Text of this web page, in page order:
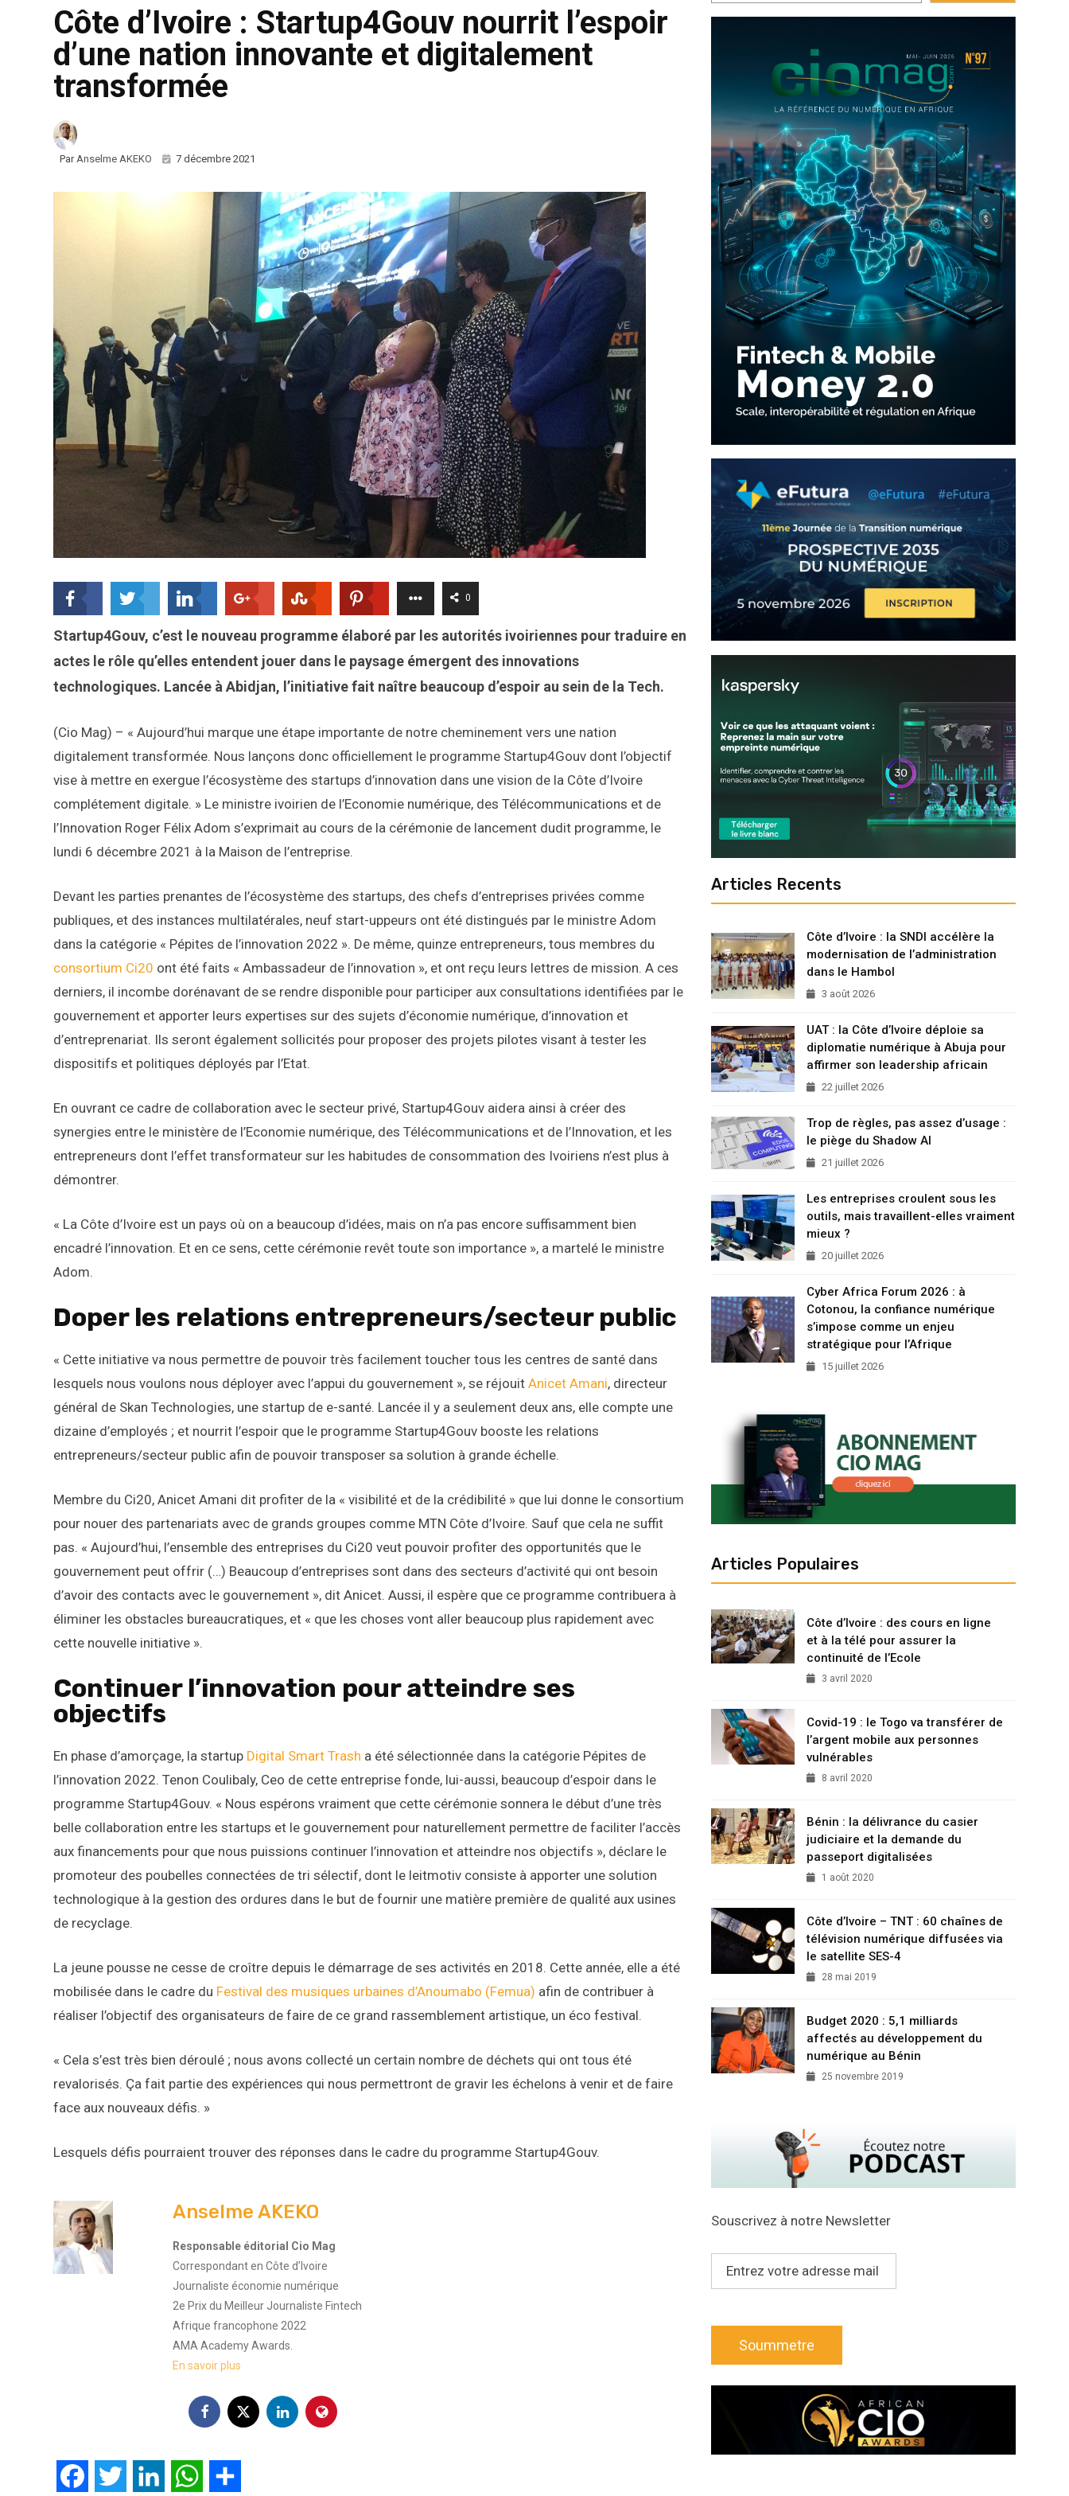
Côte d’Ivoire : Startup4Gouv nourrit l’espoir
d’une nation innovante et digitalement
transformée
ParAnselme AKEKO 7 décembre 2021
0
Startup4Gouv, c’est le nouveau programme élaboré par les autorités ivoiriennes pour traduire en
actes le rôle qu’elles entendent jouer dans le paysage émergent des innovations
technologiques. Lancée à Abidjan, l’initiative fait naître beaucoup d’espoir au sein de la Tech.
(Cio Mag) – « Aujourd’hui marque une étape importante de notre cheminement vers une nation
digitalement transformée. Nous lançons donc officiellement le programme Startup4Gouv dont l’objectif
vise à mettre en exergue l’écosystème des startups d’innovation dans une vision de la Côte d’Ivoire
complétement digitale. » Le ministre ivoirien de l’Economie numérique, des Télécommunications et de
l’Innovation Roger Félix Adom s’exprimait au cours de la cérémonie de lancement dudit programme, le
lundi 6 décembre 2021 à la Maison de l’entreprise.
Devant les parties prenantes de l’écosystème des startups, des chefs d’entreprises privées comme
publiques, et des instances multilatérales, neuf start-uppeurs ont été distingués par le ministre Adom
dans la catégorie « Pépites de l’innovation 2022 ». De même, quinze entrepreneurs, tous membres du
consortium Ci20 ont été faits « Ambassadeur de l’innovation », et ont reçu leurs lettres de mission. A ces
derniers, il incombe dorénavant de se rendre disponible pour participer aux consultations identifiées par le
gouvernement et apporter leurs expertises sur des sujets d’économie numérique, d’innovation et
d’entreprenariat. Ils seront également sollicités pour proposer des projets pilotes visant à tester les
dispositifs et politiques déployés par l’Etat.
En ouvrant ce cadre de collaboration avec le secteur privé, Startup4Gouv aidera ainsi à créer des
synergies entre le ministère de l’Economie numérique, des Télécommunications et de l’Innovation, et les
entrepreneurs dont l’effet transformateur sur les habitudes de consommation des Ivoiriens n’est plus à
démontrer.
« La Côte d’Ivoire est un pays où on a beaucoup d’idées, mais on n’a pas encore suffisamment bien
encadré l’innovation. Et en ce sens, cette cérémonie revêt toute son importance », a martelé le ministre
Adom.
Doper les relations entrepreneurs/secteur public
« Cette initiative va nous permettre de pouvoir très facilement toucher tous les centres de santé dans
lesquels nous voulons nous déployer avec l’appui du gouvernement », se réjouit Anicet Amani, directeur
général de Skan Technologies, une startup de e-santé. Lancée il y a seulement deux ans, elle compte une
dizaine d’employés ; et nourrit l’espoir que le programme Startup4Gouv booste les relations
entrepreneurs/secteur public afin de pouvoir transposer sa solution à grande échelle.
Membre du Ci20, Anicet Amani dit profiter de la « visibilité et de la crédibilité » que lui donne le consortium
pour nouer des partenariats avec de grands groupes comme MTN Côte d’Ivoire. Sauf que cela ne suffit
pas. « Aujourd’hui, l’ensemble des entreprises du Ci20 veut pouvoir profiter des opportunités que le
gouvernement peut offrir (…) Beaucoup d’entreprises sont dans des secteurs d’activité qui ont besoin
d’avoir des contacts avec le gouvernement », dit Anicet. Aussi, il espère que ce programme contribuera à
éliminer les obstacles bureaucratiques, et « que les choses vont aller beaucoup plus rapidement avec
cette nouvelle initiative ».
Continuer l’innovation pour atteindre ses
objectifs
En phase d’amorçage, la startup Digital Smart Trash a été sélectionnée dans la catégorie Pépites de
l’innovation 2022. Tenon Coulibaly, Ceo de cette entreprise fonde, lui-aussi, beaucoup d’espoir dans le
programme Startup4Gouv. « Nous espérons vraiment que cette cérémonie sonnera le début d’une très
belle collaboration entre les startups et le gouvernement pour naturellement permettre de faciliter l’accès
aux financements pour que nous puissions continuer l’innovation et atteindre nos objectifs », déclare le
promoteur des poubelles connectées de tri sélectif, dont le leitmotiv consiste à apporter une solution
technologique à la gestion des ordures dans le but de fournir une matière première de qualité aux usines
de recyclage.
La jeune pousse ne cesse de croître depuis le démarrage de ses activités en 2018. Cette année, elle a été
mobilisée dans le cadre du Festival des musiques urbaines d’Anoumabo (Femua) afin de contribuer à
réaliser l’objectif des organisateurs de faire de ce grand rassemblement artistique, un éco festival.
« Cela s’est très bien déroulé ; nous avons collecté un certain nombre de déchets qui ont tous été
revalorisés. Ça fait partie des expériences qui nous permettront de gravir les échelons à venir et de faire
face aux nouveaux défis. »
Lesquels défis pourraient trouver des réponses dans le cadre du programme Startup4Gouv.
Anselme AKEKO
Responsable éditorial Cio Mag
Correspondant en Côte d’Ivoire
Journaliste économie numérique
2e Prix du Meilleur Journaliste Fintech
Afrique francophone 2022
AMA Academy Awards.
En savoir plus
FacebookTwitter LinkedIn WhatsApp
Articles Recents
Côte d’Ivoire : la SNDI accélère la
modernisation de l’administration
dans le Hambol
3 août 2026
UAT : la Côte d’Ivoire déploie sa
diplomatie numérique à Abuja pour
affirmer son leadership africain
22 juillet 2026
Trop de règles, pas assez d’usage :
le piège du Shadow AI
21 juillet 2026
Les entreprises croulent sous les
outils, mais travaillent-elles vraiment
mieux ?
20 juillet 2026
Cyber Africa Forum 2026 : à
Cotonou, la confiance numérique
s’impose comme un enjeu
stratégique pour l’Afrique
15 juillet 2026
Articles Populaires
Côte d’Ivoire : des cours en ligne
et à la télé pour assurer la
continuité de l’Ecole
3 avril 2020
Covid-19 : le Togo va transférer de
l’argent mobile aux personnes
vulnérables
8 avril 2020
Bénin : la délivrance du casier
judiciaire et la demande du
passeport digitalisées
1 août 2020
Côte d’Ivoire – TNT : 60 chaînes de
télévision numérique diffusées via
le satellite SES-4
28 mai 2019
Budget 2020 : 5,1 milliards
affectés au développement du
numérique au Bénin
25 novembre 2019
Souscrivez à notre Newsletter